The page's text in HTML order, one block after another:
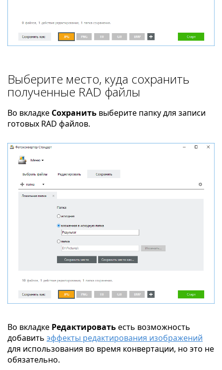
Выберите место, куда сохранить
полученные RAD файлы
Во вкладке Сохранить выберите папку для записи
готовых RAD файлов.
Во вкладке Редактироватьесть возможность
добавить эффекты редактирования изображений
для использования во время конвертации, но это не
обязательно.